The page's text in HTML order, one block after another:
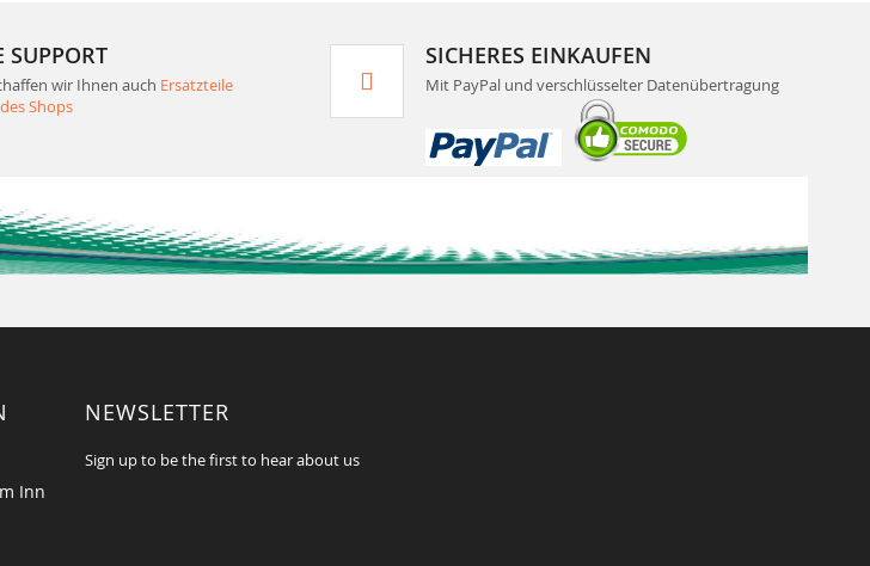
SUPPORT
wir Ihnen auch Ersatzteile
Shops
SICHERES EINKAUFEN
Mit PayPal und verschlüsselter Datenübertragung
Inn
NEWSLETTER
Sign up to be the first to hear about us